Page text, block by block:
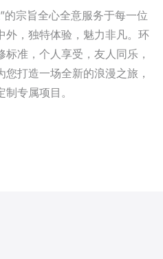
的宗旨全心全意服务于每一位
外，独特体验，魅力非凡。环
准，个人享受，友人同乐，
打造一场全新的浪漫之旅，
专属项目。